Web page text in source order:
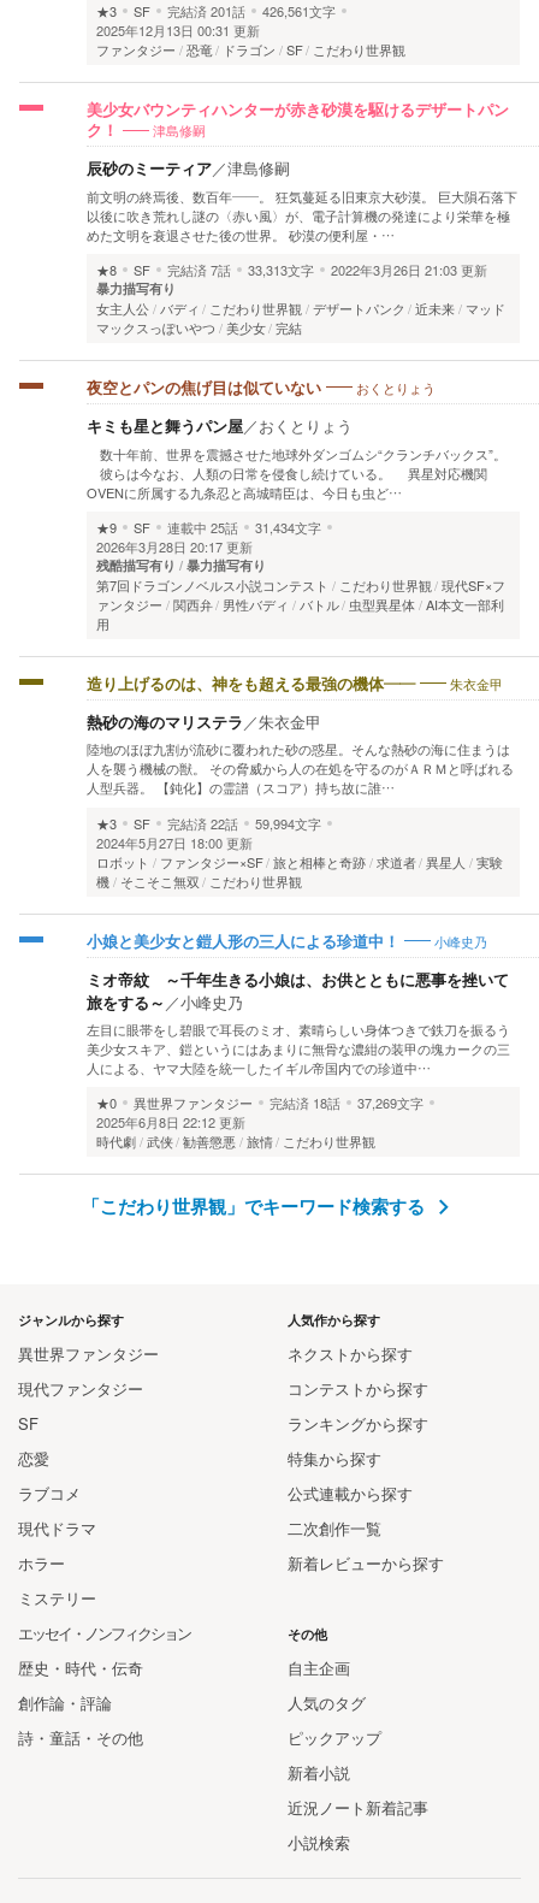
★3
SF 完結済201話
426,561文字
2025年12月13日 00:31 更新
ファンタジー
恐竜 ドラゴン SF こだわり世界観
美少女バウンティハンターが赤き砂漠を駆けるデザートパン
ク！
津島修嗣
辰砂のミーティア／津島修嗣
前文明の終焉後、数百年――。 狂気蔓延る旧東京大砂漠。 巨大隕石落下
以後に吹き荒れし謎の〈赤い風〉が、電子計算機の発達により栄華を極
めた文明を衰退させた後の世界。 砂漠の便利屋・…
★8
SF 完結済7話 33,313文字 2022年3月26日 21:03 更新
暴力描写有り
女主人公 バディ こだわり世界観 デザートパンク 近未来
マッド
マックスっぽいやつ
美少女 完結
夜空とパンの焦げ目は似ていない おくとりょう
キミも星と舞うパン屋／おくとりょう
数十年前、世界を震撼させた地球外ダンゴムシ“クランチバックス”。
彼らは今なお、人類の日常を侵食し続けている。 異星対応機関
OVENに所属する九条忍と高城晴臣は、今日も虫ど…
★9
SF 連載中 25話
31,434文字
2026年3月28日 20:17 更新
残酷描写有り 暴力描写有り
第7回ドラゴンノベルス小説コンテスト こだわり世界観 現代SF×フ
ァンタジー
関西弁 男性バディ バトル 虫型異星体 AI本文一部利
用
造り上げるのは、神をも超える最強の機体―― 朱衣金甲
熱砂の海のマリステラ ／朱衣金甲
陸地のほぼ九割が流砂に覆われた砂の惑星。そんな熱砂の海に住まうは
人を襲う機械の獣。 その脅威から人の在処を守るのがＡＲＭと呼ばれる
人型兵器。 【鈍化】の霊譜（スコア）持ち故に誰…
★3
SF 完結済22話
59,994文字
2024年5月27日 18:00 更新
ロボット
ファンタジー×SF 旅と相棒と奇跡 求道者 異星人
実験
機
そこそこ無双 こだわり世界観
小娘と美少女と鎧人形の三人による珍道中！ 小峰史乃
ミオ帝紋 ～千年生きる小娘は、お供とともに悪事を挫いて
旅をする～ ／小峰史乃
左目に眼帯をし碧眼で耳長のミオ、素晴らしい身体つきで鉄刀を振るう
美少女スキア、鎧というにはあまりに無骨な濃紺の装甲の塊カークの三
人による、ヤマ大陸を統一したイギル帝国内での珍道中…
★0
異世界ファンタジー 完結済 18話
37,269文字
2025年6月8日 22:12 更新
時代劇 武侠 勧善懲悪 旅情 こだわり世界観
「こだわり世界観」でキーワード検索する
人気作から探す
ネクストから探す
コンテストから探す
ランキングから探す
特集から探す
公式連載から探す
二次創作一覧
新着レビューから探す
ジャンルから探す
異世界ファンタジー
現代ファンタジー
SF
恋愛
ラブコメ
現代ドラマ
ホラー
ミステリー
エッセイ・ノンフィクション
歴史・時代・伝奇
創作論・評論
詩・童話・その他
その他
自主企画
人気のタグ
ピックアップ
新着小説
近況ノート新着記事
小説検索